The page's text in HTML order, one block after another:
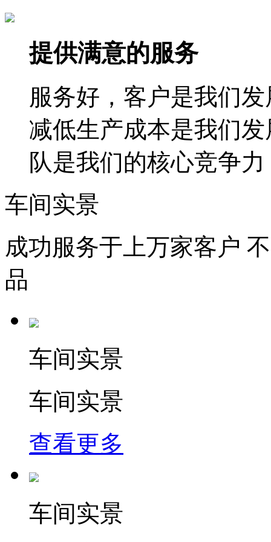
提供满意的服务
服务好，客户是我们
减低生产成本是我们
队是我们的核心竞争
车间实景
成功服务于上万家客户
品
车间实景
车间实景
查看更多
车间实景